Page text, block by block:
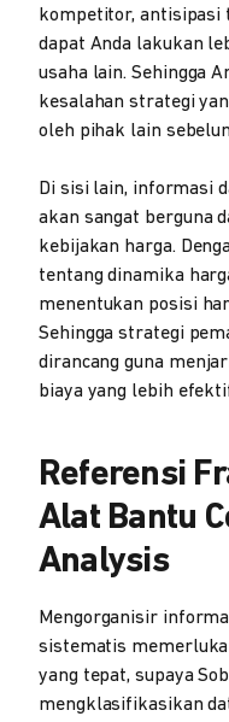
kompetitor, antisipasi
dapat Anda lakukan
usaha lain. Sehingga
kesalahan strategi
oleh pihak lain
Di sisi lain, informasi
akan sangat berguna
kebijakan harga.
tentang dinamika
menentukan posisi
Sehingga strategi
dirancang guna
biaya yang lebih
Referensi
Alat Bantu
Analysis
Mengorganisir
sistematis
yang tepat, supaya
mengklasifikasikan